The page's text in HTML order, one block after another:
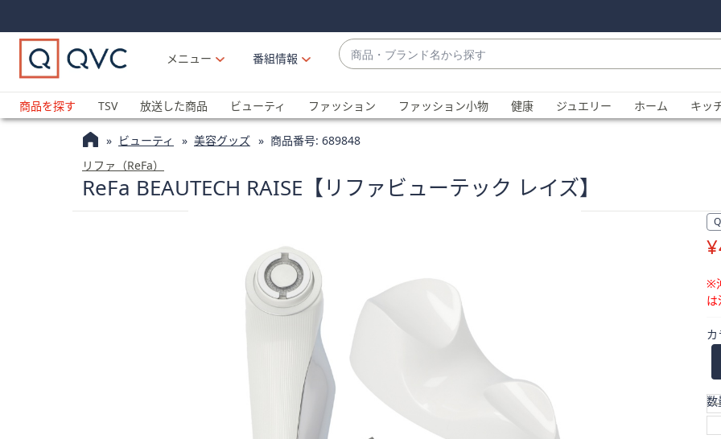
Links
Links2
メニュー
番組情報
商
品・
ラ
ン
ド
か
補
が
利
能
印
キ
商品を探す TSV 放送した商品 ビューティ ファッション ファッション小物 健康 ジュエリー ホーム キッ
ビューティ 美容グッズ 商品番号: 689848
リファ（ReFa）
ReFa BEAUTECH RAISE【リファビューテック レイズ】
※
数